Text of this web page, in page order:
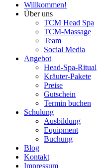
Willkommen!
Über uns
TCM Head Spa
TCM-Massage
Team
Social Media
Angebot
Head-Spa-Ritual
Kräuter-Pakete
Preise
Gutschein
Termin buchen
Schulung
Ausbildung
Equipment
Buchung
Blog
Kontakt
Impressum